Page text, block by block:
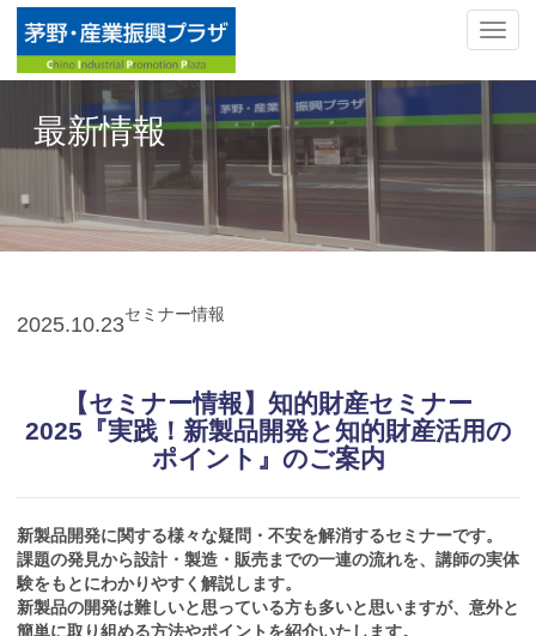
ナ
ビ
ゲ
シ
ン
切
替
最新情報
2025.10.23セミナー情報
【セミナー情報】知的財産セミナー
2025『実践！新製品開発と知的財産活用の
ポイント』のご案内
新製品開発に関する様々な疑問・不安を解消するセミナーです。
課題の発見から設計・製造・販売までの一連の流れを、講師の実体
験をもとにわかりやすく解説します。
新製品の開発は難しいと思っている方も多いと思いますが、意外と
簡単に取り組める方法やポイントを紹介いたします。